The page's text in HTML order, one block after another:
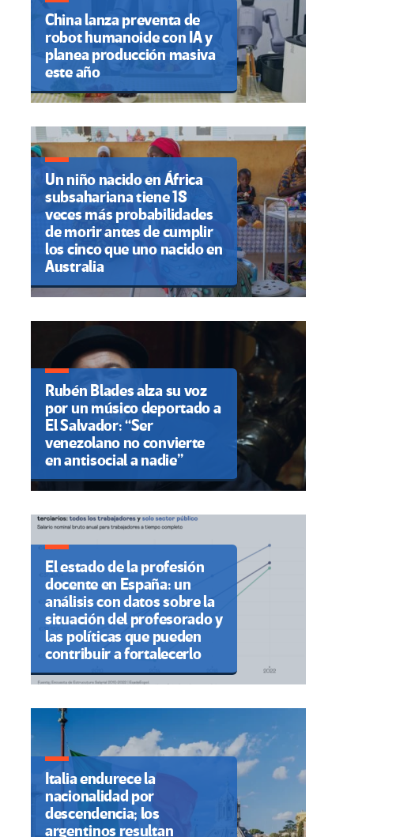
China lanza preventa de
robot humanoide con IA y
planea producción masiva
este año
Un niño nacido en África
subsahariana tiene 18
veces más probabilidades
de morir antes de cumplir
los cinco que uno nacido en
Australia
Rubén Blades alza su voz
por un músico deportado a
El Salvador: “Ser
venezolano no convierte
en antisocial a nadie”
El estado de la profesión
docente en España: un
análisis con datos sobre la
situación del profesorado y
las políticas que pueden
contribuir a fortalecerlo
Italia endurece la
nacionalidad por
descendencia; los
argentinos resultan